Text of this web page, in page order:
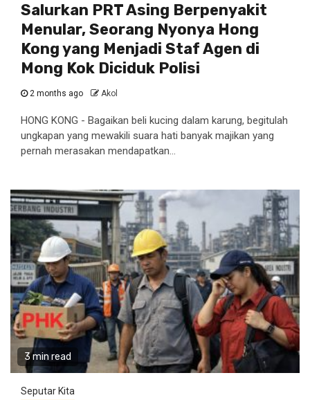
Salurkan PRT Asing Berpenyakit
Menular, Seorang Nyonya Hong
Kong yang Menjadi Staf Agen di
Mong Kok Diciduk Polisi
2 months ago Akol
HONG KONG - Bagaikan beli kucing dalam karung, begitulah
ungkapan yang mewakili suara hati banyak majikan yang
pernah merasakan mendapatkan...
3 min read
Seputar Kita